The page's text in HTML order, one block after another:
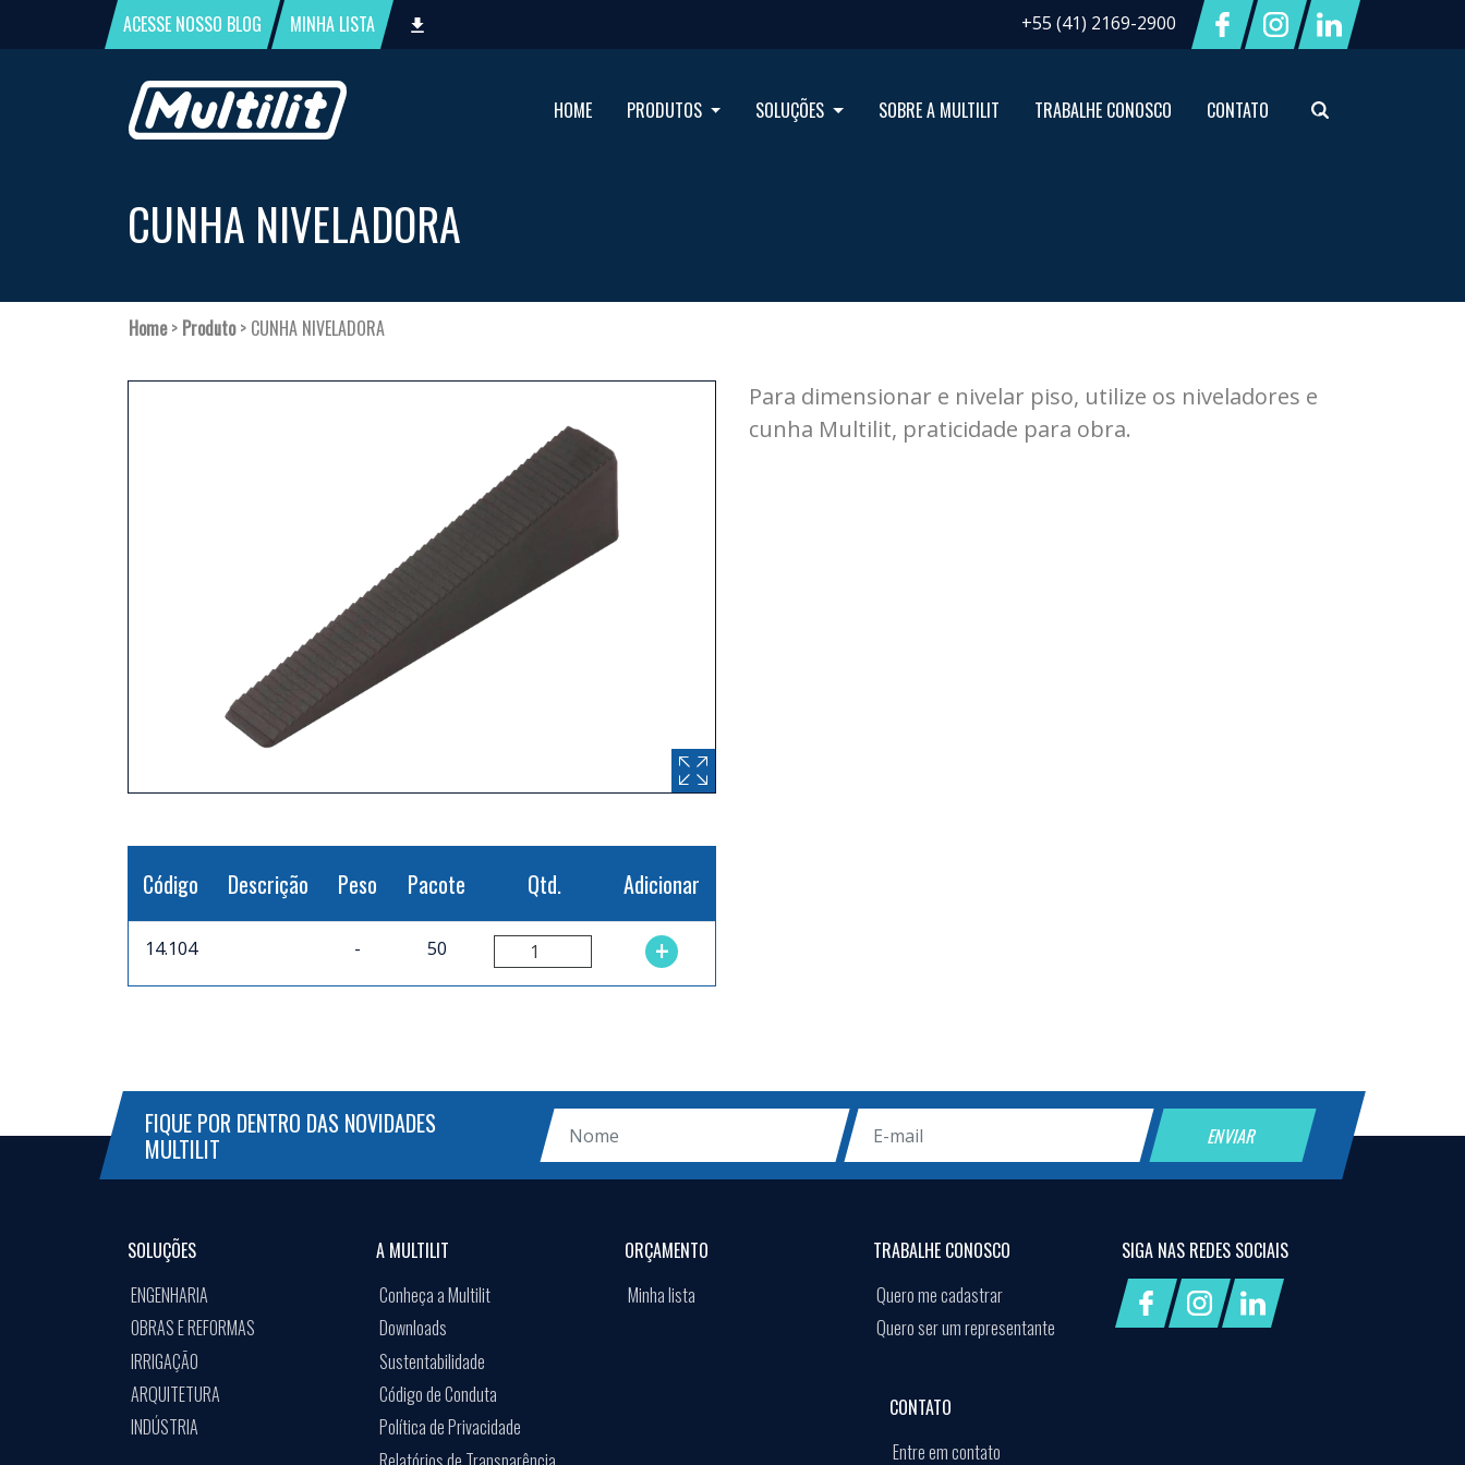
ACESSE NOSSO BLOG MINHA LISTA +55 (41) 2169-2900
HOME PRODUTOS SOLUÇÕES SOBRE A MULTILIT TRABALHE CONOSCO CONTATO
CUNHA NIVELADORA
Home> Produto> CUNHA NIVELADORA
Para dimensionar e nivelar piso, utilize os niveladores e
cunha Multilit, praticidade para obra.
Código Descrição Peso Pacote Qtd. Adicionar
14.104 - 50 +
FIQUE POR DENTRO DAS NOVIDADES
MULTILIT
SOLUÇÕES
ENGENHARIA
OBRAS E REFORMAS
IRRIGAÇÃO
ARQUITETURA
INDÚSTRIA
A MULTILIT
Conheça a Multilit
Downloads
Sustentabilidade
Código de Conduta
Política de Privacidade
ORÇAMENTO
Minha lista
TRABALHE CONOSCO
Quero me cadastrar
Quero ser um representante
CONTATO
Entre em contato
SIGA NAS REDES SOCIAIS